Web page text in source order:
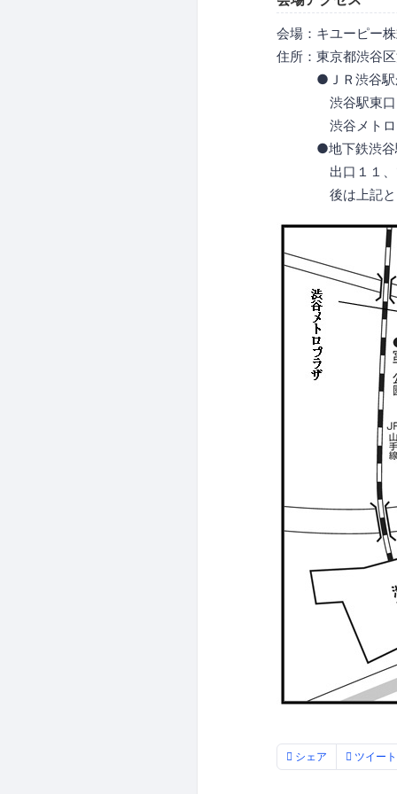
会場：キユーピー
住所：東京都渋谷
●ＪＲ渋谷駅か
渋谷駅東口を出
渋谷メトロプラ
●地下鉄渋谷駅
出口１１、13
後は上記と同
シェア ツイート